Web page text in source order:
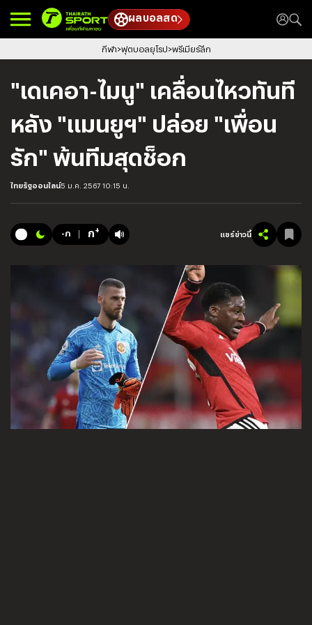
ผลบอลสด
กีฬา ฟุตบอลยุโรป พรีเมียร์ลีก
"เดเคอา-ไมนู" เคลื่อนไหวทันที
หลัง "แมนยูฯ" ปล่อย "เพื่อน
รัก" พ้นทีมสุดช็อก
ไทยรัฐออนไลน์5 ม.ค. 2567 10:15 น.
-ก ก+ แชร์ข่าวนี้